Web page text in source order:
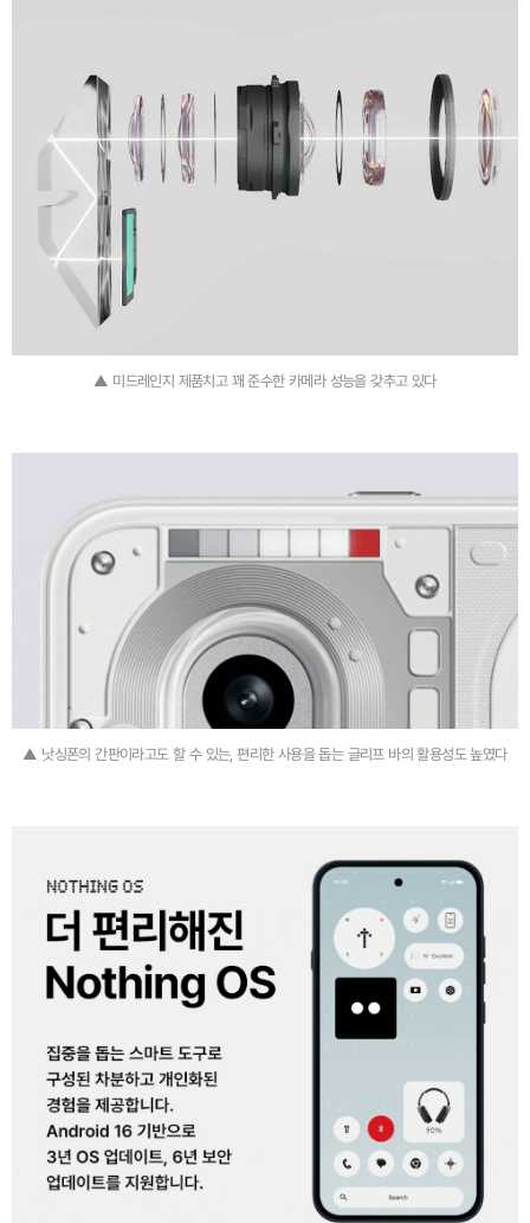
▲ 미드레인지 제품치고 꽤 준수한 카메라 성능을 갖추고 있다
▲ 낫싱폰의 간판이라고도 할 수 있는, 편리한 사용을 돕는 글리프 바의 활용성도 높였다